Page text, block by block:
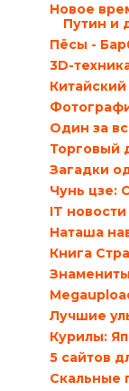
Новое
Путин и
Пёсы -
3D-
Один за
Торговый
Загадки
Чунь цзе:
IT новости
Наташа
Книга
Лучшие
Курилы:
5 сайтов
Скальные